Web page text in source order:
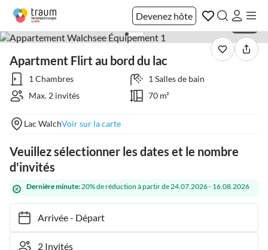
Devenez hôte
Apartment Flirt au bord du lac
1 Chambres
1 Salles de bain
Max. 2 invités
70 m²
Lac WalchVoir sur la carte
Veuillez sélectionner les dates et le nombre
d'invités
Dernière minute:20% de réduction à partir de 24.07.2026 - 16.08.2026
Arrivée- Départ